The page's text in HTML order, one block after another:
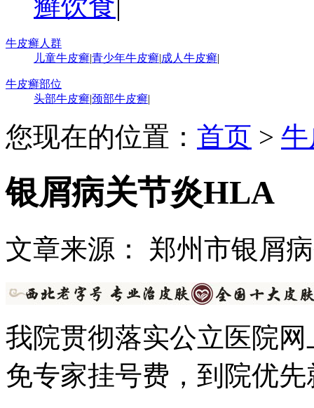
牛皮癣人群
儿童牛皮癣|青少年牛皮癣|成人牛皮癣|
牛皮癣部位
头部牛皮癣|颈部牛皮癣|
您现在的位置： 首页 >
银屑病关节炎HLA
文章来源： 郑州市银屑
我院贯彻落实公立医院
免专家挂号费，到院优先